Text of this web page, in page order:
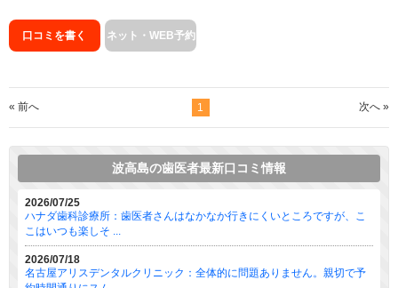
口コミを書く ネット・WEB予約
« 前へ 1 次へ »
波高島の歯医者最新口コミ情報
2026/07/25
ハナダ歯科診療所：歯医者さんはなかなか行きにくいところですが、こ
こはいつも楽しそ ...
2026/07/18
名古屋アリスデンタルクリニック：全体的に問題ありません。親切で予